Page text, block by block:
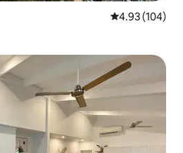
從 104 則評價
4.93 (104)